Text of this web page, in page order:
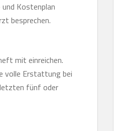
Kostenplan
besprechen.
mit einreichen.
volle Erstattung bei
letzten fünf oder